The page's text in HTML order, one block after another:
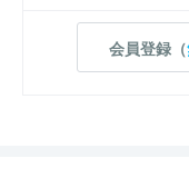
会員登録（